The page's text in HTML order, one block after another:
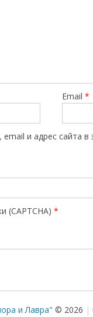
Email*
и адрес сайта
(CAPTCHA) *
и Лавра" © 2026